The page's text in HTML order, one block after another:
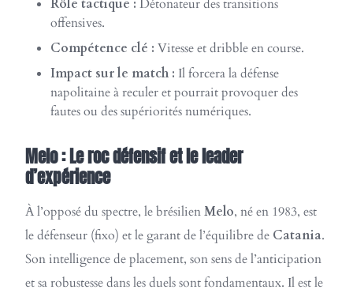
Rôle tactique : Détonateur des transitions
offensives.
Compétence clé : Vitesse et dribble en course.
Impact sur le match : Il forcera la défense
napolitaine à reculer et pourrait provoquer des
fautes ou des supériorités numériques.
Melo : Le roc défensif et le leader
d’expérience
À l’opposé du spectre, le brésilienMelo, né en 1983, est
le défenseur (fixo) et le garant de l’équilibre de Catania.
Son intelligence de placement, son sens de l’anticipation
et sa robustesse dans les duels sont fondamentaux. Il est le